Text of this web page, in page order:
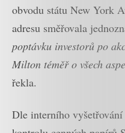
obvodu státu New York
adresu směřovala
poptávku investorů po
Milton téměř o všech
řekla.
Dle interního